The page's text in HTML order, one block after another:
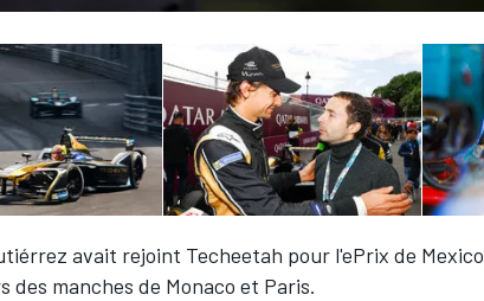
avait rejoint Techeetah pour l'ePrix de Mexico
manches de Monaco et Paris.